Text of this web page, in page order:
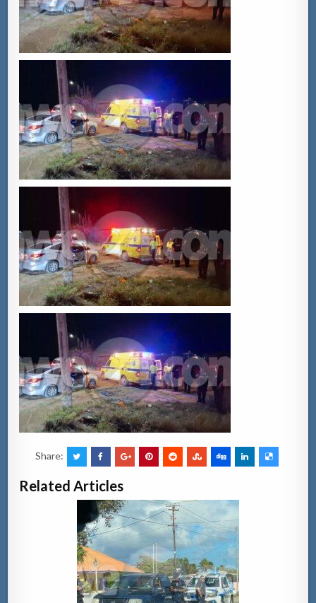
Share:
Related Articles